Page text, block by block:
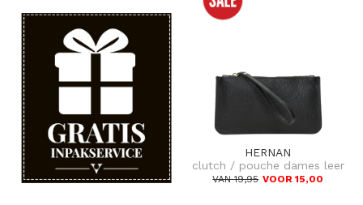
HERNAN
clutch / pouche dames leer
VAN 19,95 VOOR 15,00